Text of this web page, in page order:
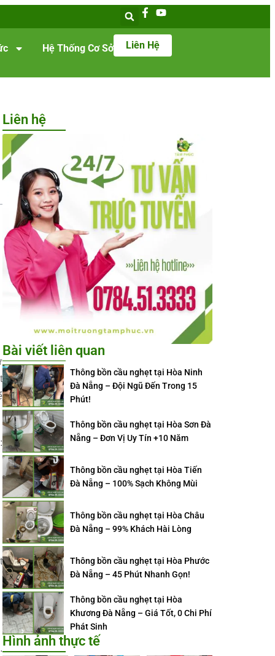
Hệ Thống Cơ Sở Liên Hệ
:
Liên hệ
Bài viết liên quan
Thông bồn cầu nghẹt tại Hòa Ninh
Đà Nẵng – Đội Ngũ Đến Trong 15
Phút!
Thông bồn cầu nghẹt tại Hòa Sơn Đà
Nẵng – Đơn Vị Uy Tín +10 Năm
Thông bồn cầu nghẹt tại Hòa Tiến
Đà Nẵng – 100% Sạch Không Mùi
Thông bồn cầu nghẹt tại Hòa Châu
Đà Nẵng – 99% Khách Hài Lòng
Thông bồn cầu nghẹt tại Hòa Phước
Đà Nẵng – 45 Phút Nhanh Gọn!
Thông bồn cầu nghẹt tại Hòa
Khương Đà Nẵng – Giá Tốt, 0 Chi Phí
Phát Sinh
Hình ảnh thực tế